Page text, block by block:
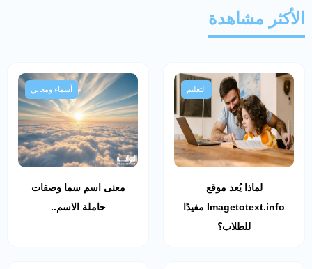
الأكثر مشاهدة
التعليم
لماذا يُعد موقع
Imagetotext.info مفيدًا
للطلاب؟
أسماء ومعاني
معنى اسم سما وصفات
حاملة الاسم..